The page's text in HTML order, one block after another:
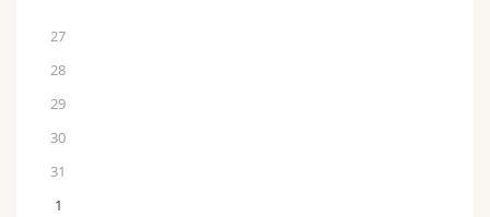
27
28
29
30
31
1